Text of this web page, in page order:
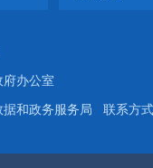
政府办公室
和政务服务局 联系方